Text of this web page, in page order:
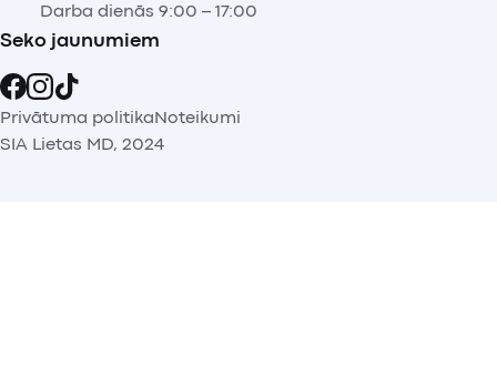
Darba dienās 9:00 – 17:00
Seko jaunumiem
Privātuma politikaNoteikumi
SIA Lietas MD, 2024